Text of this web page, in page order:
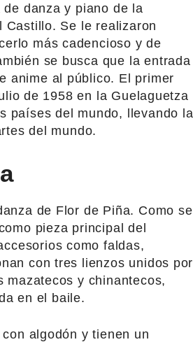
danza y piano de la
Castillo. Se le realizaron
más cadencioso y de
se busca que la entrada
anime al público. El primer
de 1958 en la Guelaguetza
países del mundo, llevando la
del mundo.
de Flor de Piña. Como se
pieza principal del
como faldas,
con tres lienzos unidos por
mazatecos y chinantecos,
en el baile.
algodón y tienen un